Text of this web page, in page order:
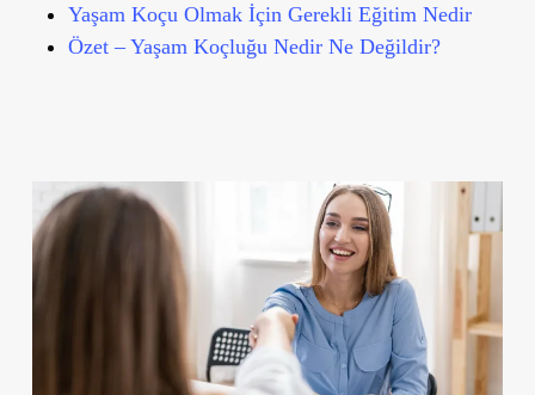
Yaşam Koçu Olmak İçin Gerekli Eğitim Nedir
Özet – Yaşam Koçluğu Nedir Ne Değildir?